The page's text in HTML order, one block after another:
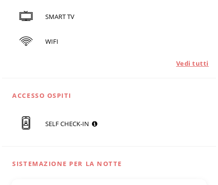
SMART TV
WIFI
Vedi tutti
ACCESSO OSPITI
SELF CHECK-IN
SISTEMAZIONE PER LA NOTTE